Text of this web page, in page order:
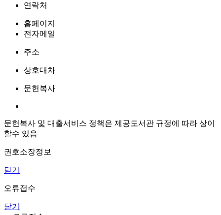
연락처
홈페이지
전자메일
주소
상호대차
문헌복사
문헌복사 및 대출서비스 정책은 제공도서관 규정에 따라 상이
할수 있음
권호소장정보
닫기
오류접수
닫기